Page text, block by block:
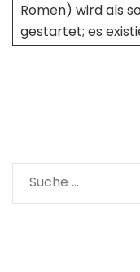
Romen) wird als
gestartet; es
Suche
nach: